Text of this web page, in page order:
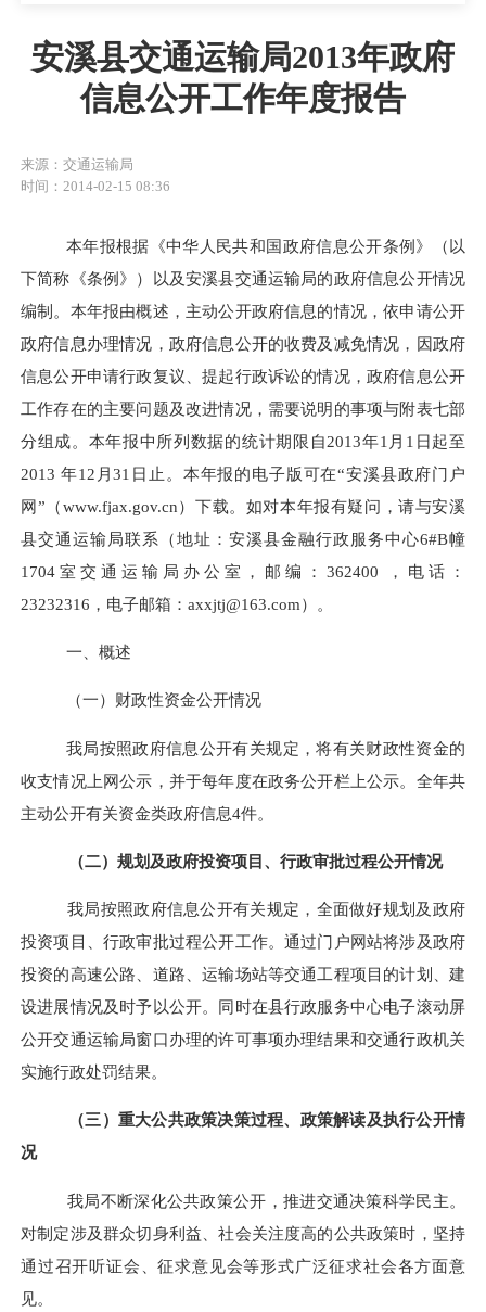
安溪县交通运输局2013年政府
信息公开工作年度报告
来源：交通运输局
时间：2014-02-15 08:36
本年报根据《中华人民共和国政府信息公开条例》（以
下简称《条例》）以及安溪县交通运输局的政府信息公开情况
编制。本年报由概述，主动公开政府信息的情况，依申请公开
政府信息办理情况，政府信息公开的收费及减免情况，因政府
信息公开申请行政复议、提起行政诉讼的情况，政府信息公开
工作存在的主要问题及改进情况，需要说明的事项与附表七部
分组成。本年报中所列数据的统计期限自2013年1 月 1 日起至
2013 年12 月31 日止。 本年报的电子版可在“安溪县政府门户
网”（www.fjax.gov.cn）下载。 如对本年报有疑问，请与安溪
县交通运输局联系（地址： 安溪县金融行政服务中心6#B幢
1704室交通运输局办公室 ，邮编：362400
，电话：
23232316 ，电子邮箱： axxjtj@163.com）。
一、概述
（一）财政性资金公开情况
我局按照政府信息公开有关规定，将有关财政性资金的
收支情况上网公示，并于每年度在政务公开栏上公示。全年共
主动公开有关资金类政府信息4件。
（二）规划及政府投资项目、行政审批过程公开情况
我局按照政府信息公开有关规定，全面做好规划及政府
投资项目、行政审批过程公开工作。通过门户网站将涉及政府
投资的高速公路、道路、运输场站等交通工程项目的计划、建
设进展情况及时予以公开。同时在县行政服务中心电子滚动屏
公开交通运输局窗口办理的许可事项办理结果和交通行政机关
实施行政处罚结果。
（三）重大公共政策决策过程、政策解读及执行公开情
况
我局不断深化公共政策公开，推进交通决策科学民主。
对制定涉及群众切身利益、社会关注度高的公共政策时，坚持
通过召开听证会、征求意见会等形式广泛征求社会各方面意
见。